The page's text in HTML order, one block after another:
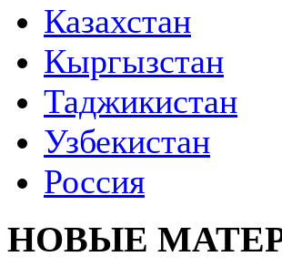
Казахстан
Кыргызстан
Таджикистан
Узбекистан
Россия
НОВЫЕ